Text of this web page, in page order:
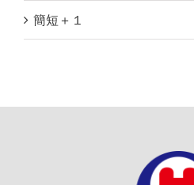
簡短＋１